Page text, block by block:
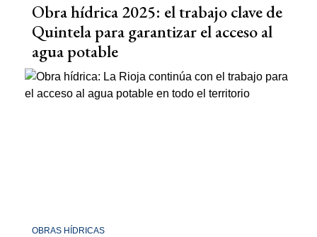
Obra hídrica 2025: el trabajo clave de
Quintela para garantizar el acceso al
agua potable
OBRAS HÍDRICAS